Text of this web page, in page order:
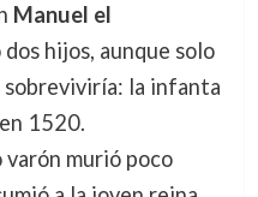
Manuel el
hijos, aunque solo
sobreviviría: la infanta
1520.
murió poco